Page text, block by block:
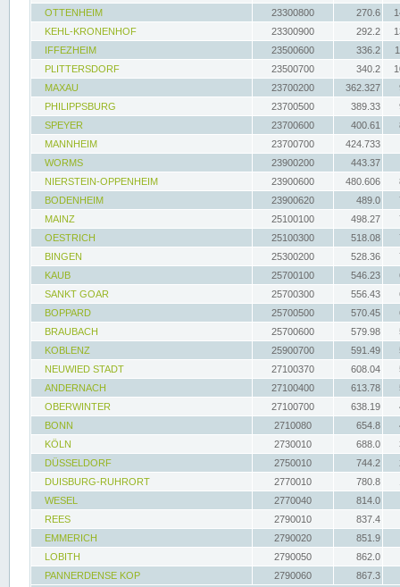
OTTENHEIM
23300800 270.6
KEHL-KRONENHOF
23300900 292.2
IFFEZHEIM
23500600 336.2
PLITTERSDORF
23500700 340.2
MAXAU
23700200 362.327
PHILIPPSBURG
23700500 389.33
SPEYER
23700600 400.61
MANNHEIM
23700700
424.733
WORMS
23900200
443.37
NIERSTEIN-OPPENHEIM
23900600 480.606
BODENHEIM
23900620 489.0
MAINZ
25100100 498.27
OESTRICH
25100300 518.08
BINGEN
25300200 528.36
KAUB
25700100 546.23
SANKT GOAR
25700300 556.43
BOPPARD
25700500 570.45
BRAUBACH
25700600 579.98
KOBLENZ
25900700 591.49
NEUWIED STADT
27100370 608.04
ANDERNACH
27100400 613.78
OBERWINTER
27100700 638.19
BONN
2710080 654.8
KÖLN
2730010 688.0
DÜSSELDORF
2750010 744.2
DUISBURG-RUHRORT
2770010 780.8
WESEL
2770040
814.0
REES
2790010
837.4
EMMERICH
2790020
851.9
LOBITH
2790050
862.0
PANNERDENSE KOP
2790060
867.3